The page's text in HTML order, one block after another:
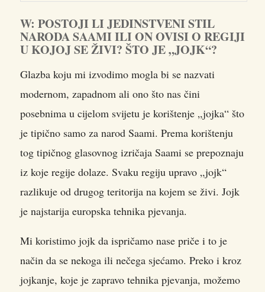
W: POSTOJI LI JEDINSTVENI STIL
NARODA SAAMI ILI ON OVISI O REGIJI
U KOJOJ SE ŽIVI? ŠTO JE „JOJK“?
Glazba koju mi izvodimo mogla bi se nazvati
modernom, zapadnom ali ono što nas čini
posebnima u cijelom svijetu je korištenje „jojka“ što
je tipično samo za narod Saami. Prema korištenju
tog tipičnog glasovnog izričaja Saami se prepoznaju
iz koje regije dolaze. Svaku regiju upravo „jojk“
razlikuje od drugog teritorija na kojem se živi. Jojk
je najstarija europska tehnika pjevanja.
Mi koristimo jojk da ispričamo nase priče i to je
način da se nekoga ili nečega sjećamo. Preko i kroz
jojkanje, koje je zapravo tehnika pjevanja, možemo